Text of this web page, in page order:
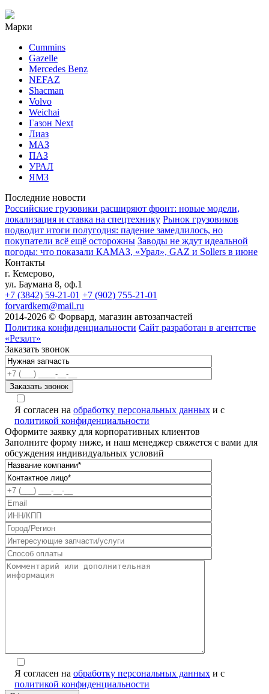
Марки
Cummins
Gazelle
Mercedes Benz
NEFAZ
Shacman
Volvo
Weichai
Газон Next
Лиаз
МАЗ
ПАЗ
УРАЛ
ЯМЗ
Последние новости
Российские грузовики расширяют фронт: новые модели,
локализация и ставка на спецтехнику Рынок грузовиков
подводит итоги полугодия: падение замедлилось, но
покупатели всё ещё осторожны Заводы не ждут идеальной
погоды: что показали КАМАЗ, «Урал», GAZ и Sollers в июне
Контакты
г. Кемерово,
ул. Баумана 8, оф.1
+7 (3842) 59-21-01 +7 (902) 755-21-01
forvardkem@mail.ru
2014-2026 © Форвард, магазин автозапчастей
Политика конфиденциальности Сайт разработан в агентстве
«Резалт»
Заказать звонок
Я согласен на обработку персональных данных и с
политикой конфиденциальности
Оформите заявку для корпоративных клиентов
Заполните форму ниже, и наш менеджер свяжется с вами для
обсуждения индивидуальных условий
Я согласен на обработку персональных данных и с
политикой конфиденциальности